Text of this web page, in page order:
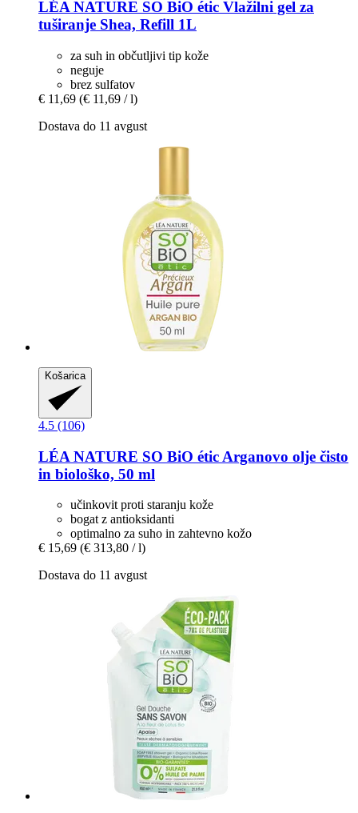
LÉA NATURE SO BiO étic Vlažilni gel za
tuširanje Shea, Refill 1L
za suh in občutljivi tip kože
neguje
brez sulfatov
€ 11,69 (€ 11,69 / l)
Dostava do 11 avgust
Košarica
4.5 (106)
LÉA NATURE SO BiO étic Arganovo olje čisto
in biološko, 50 ml
učinkovit proti staranju kože
bogat z antioksidanti
optimalno za suho in zahtevno kožo
€ 15,69 (€ 313,80 / l)
Dostava do 11 avgust